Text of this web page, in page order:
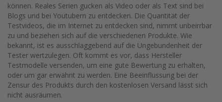
können. Reales Serien gucken als Video oder als Text sind bei
Blogs und bei Youtubern zu entdecken. Die Quantität der
Testvideos, die im Internet zu entdecken sind, nimmt unbeirrbar
zu und beziehen sich auf die verschiedenen Produkte. Wie
bekannt, ist es ausschlaggebend auf die Ungebundenheit der
Tester wertzulegen. Oft kommt es vor, dass Hersteller
Testmodelle versenden, um eine gute Bewertung zu erhalten,
oder um gar erwähnt zu werden. Eine Beeinflussung bei der
Zensur des Produkts durch den kostenlosen Versand lässt sich
nicht ausräumen.